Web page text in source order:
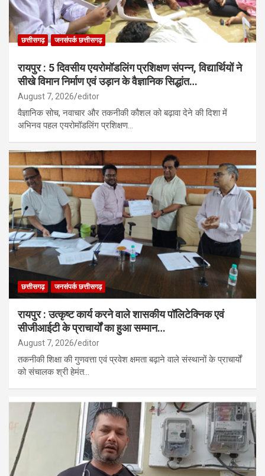
छत्तीसगढ़ जनसंपर्क छत्तीसगढ़
रायपुर : 5 दिवसीय एयरोमॉडलिंग प्रशिक्षण संपन्न, विद्यार्थियों ने
सीखे विमान निर्माण एवं उड़ान के वैज्ञानिक सिद्धांत…
August 7, 2026 editor
वैज्ञानिक सोच, नवाचार और तकनीकी कौशल को बढ़ावा देने की दिशा में
अभिनव पहल एयरोमॉडलिंग प्रशिक्षण…
छत्तीसगढ़ जनसंपर्क छत्तीसगढ़
रायपुर : उत्कृष्ट कार्य करने वाले शासकीय पॉलिटेक्निक एवं
सीजीआईटी के प्राचार्यों का हुआ सम्मान…
August 7, 2026 editor
तकनीकी शिक्षा की गुणवत्ता एवं प्रवेश क्षमता बढ़ाने वाले संस्थानों के प्राचार्यों
को संचालक श्री हेमंत…